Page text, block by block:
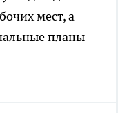
мест, а
планы